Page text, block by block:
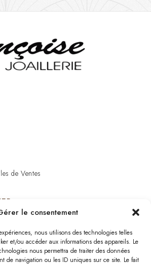
le consentement
nous utilisons des technologies telles
et/ou accéder aux informations des appareils. Le
nous permettra de traiter des données
de navigation ou les ID uniques sur ce site. Le fait
de Ventes
53 64 11